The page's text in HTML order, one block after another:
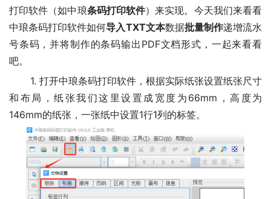
打印软件（如中琅条码打印软件）来实现。今天我们来看看
中琅条码打印软件如何导入TXT文本数据批量制作递增流水
号条码，并将制作的条码输出PDF文档形式，一起来看看
吧。
1. 打开中琅条码打印软件，根据实际纸张设置纸张尺寸
和布局，纸张我们这里设置成宽度为66mm，高度为
146mm的纸张，一张纸中设置1行1列的标签。